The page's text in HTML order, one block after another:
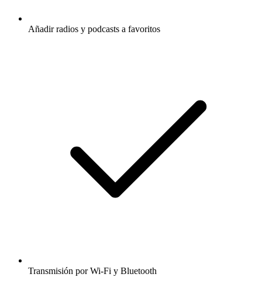
Añadir radios y podcasts a favoritos
Transmisión por Wi-Fi y Bluetooth